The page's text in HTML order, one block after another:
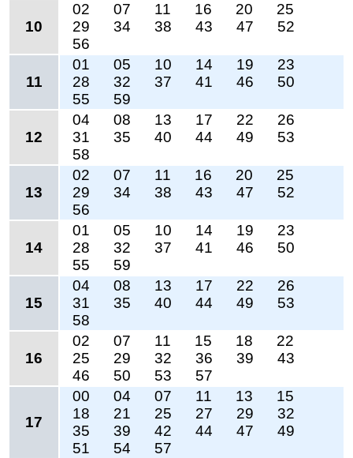
10
02 07 11 16 20
25
29
34 38 43 47
52
56
11
01 05 10 14 19
23
28
32 37 41 46
50
55
59
12
04 08 13 17 22
26
31
35 40 44 49
53
58
13
02 07 11 16 20
25
29
34 38 43 47
52
56
14
01 05 10 14 19
23
28
32 37 41 46
50
55
59
15
04 08 13 17 22
26
31
35 40 44 49
53
58
16
02 07 11 15 18
22
25
29 32 36 39
43
46
50 53 57
17
00 04 07 11 13
15
18
21 25 27 29
32
35
39 42 44 47
49
51
54 57